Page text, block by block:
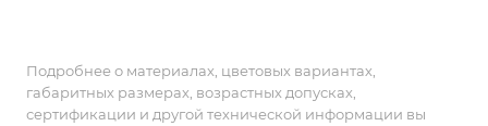
Подробнее о материалах, цветовых вариантах,
габаритных размерах, возрастных допусках,
сертификации и другой технической информации вы